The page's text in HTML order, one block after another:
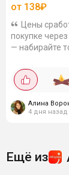
от 138₽
Цены
покупке
— набирайте
магазине
Двухслойные
очки — 929₽ ...
Алина
4 дня назад
Ещё из